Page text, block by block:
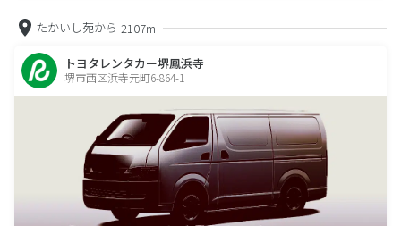
たかいし苑から 2107m
トヨタレンタカー堺鳳浜寺
堺市西区浜寺元町6-864-1